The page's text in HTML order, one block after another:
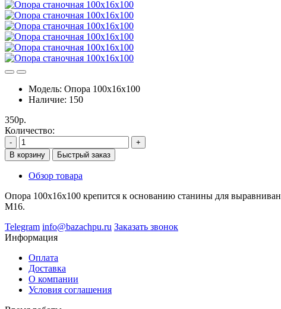
Модель: Опора 100х16х100
Наличие: 150
350р.
Количество:
-
+
В корзину
Быстрый заказ
Обзор товара
Опора 100х16х100 крепится к основанию станины для
М16.
Telegram info@bazachpu.ru Заказать звонок
Информация
Оплата
Доставка
О компании
Условия соглашения